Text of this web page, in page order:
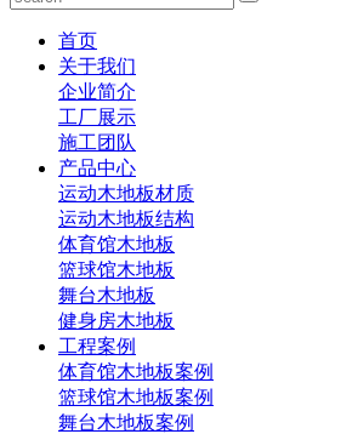
首页
关于我们
企业简介
工厂展示
施工团队
产品中心
运动木地板材质
运动木地板结构
体育馆木地板
篮球馆木地板
舞台木地板
健身房木地板
工程案例
体育馆木地板案例
篮球馆木地板案例
舞台木地板案例